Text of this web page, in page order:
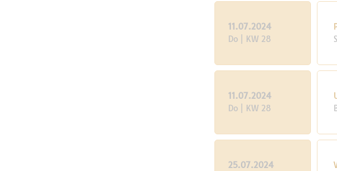
11.07.2024
Do | KW 28
11.07.2024
Do | KW 28
25.07.2024